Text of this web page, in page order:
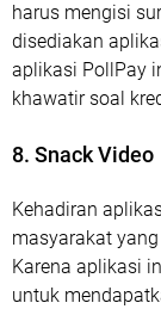
harus mengisi
disediakan
aplikasi PollPay
khawatir soal
8. Snack Video
Kehadiran
masyarakat
Karena aplikasi
untuk